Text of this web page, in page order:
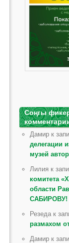
Соңгы
Дамир к
делегации
музей
Лилия к
комитета
области
САБИРОВУ!
Резеда к
размахом
Дамир к